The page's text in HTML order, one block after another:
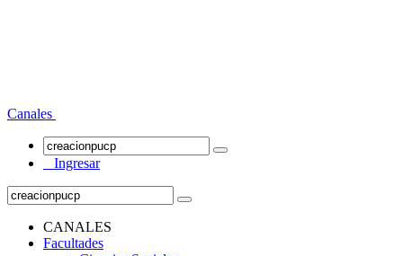
Canales
Ingresar
CANALES
Facultades